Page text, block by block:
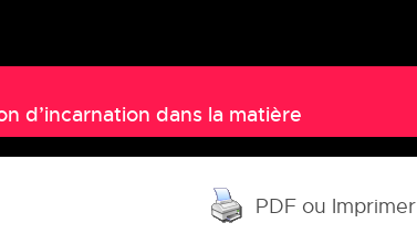
d’incarnation dans la matière
PDF ou Imprimer